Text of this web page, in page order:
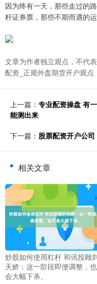
因为终有一天，那些走过的
杆证券票，那些不期而遇的
文章为作者独立观点，不代
配资_正规外盘期货开户观点
上一篇： 专业配资操盘 有
能测出来
下一篇： 股票配资开户公
相关文章
炒股如何使用杠杆 和讯投顾
天娇：这一阶段即便调整，
会大幅下杀、